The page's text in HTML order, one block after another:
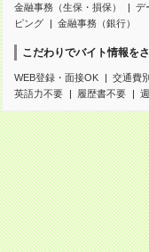
金融事務（生保・損保）
デ
ピング
金融事務（銀行）
こだわりでバイト情報を
WEB登録・面接OK
交通費
英語力不要
履歴書不要